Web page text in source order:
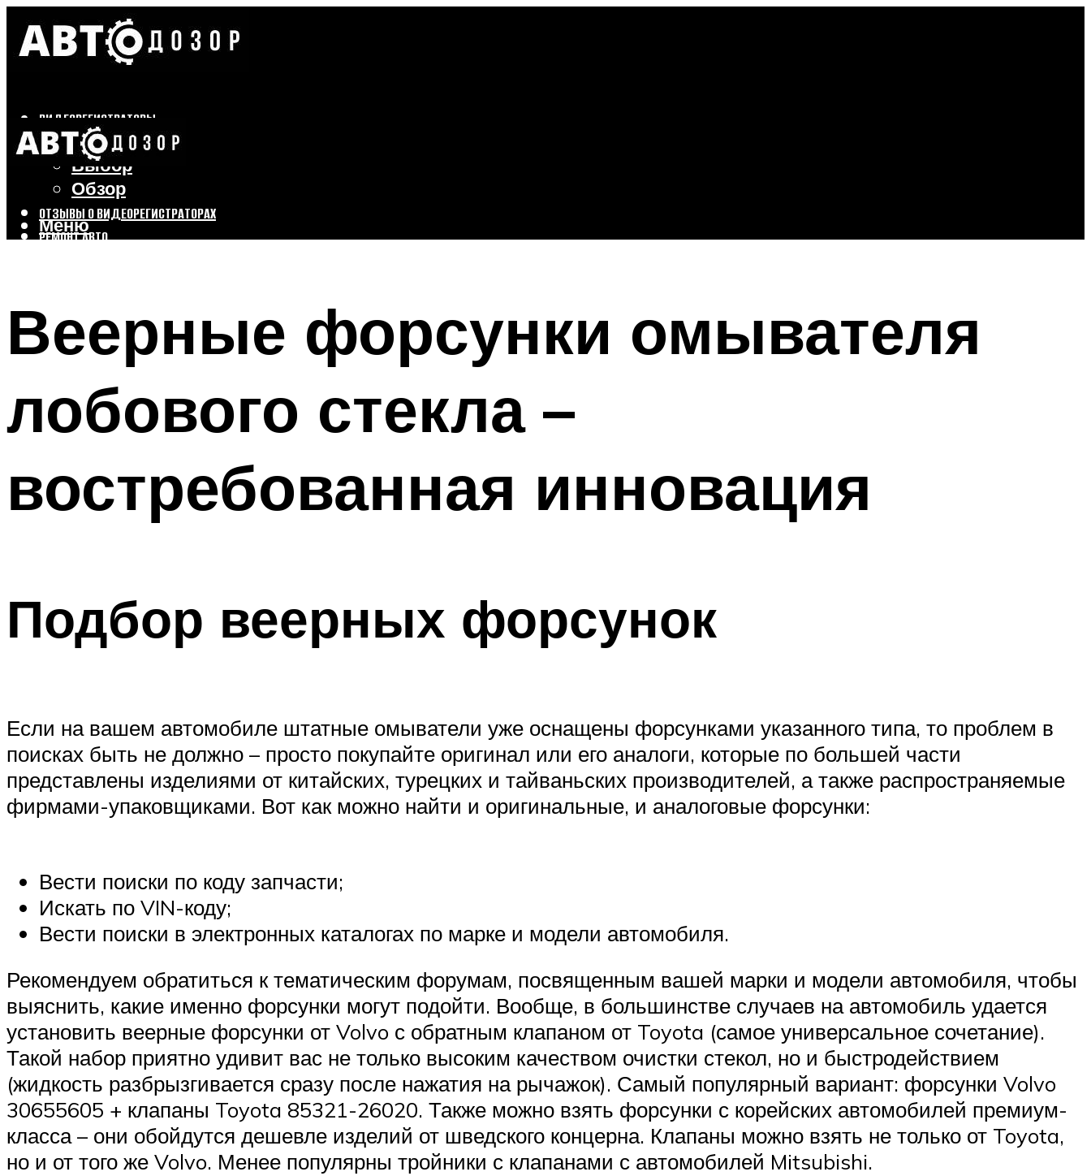
ВИДЕОРЕГИСТРАТОРЫ
Бренды
Выбор
Обзор
ОТЗЫВЫ О ВИДЕОРЕГИСТРАТОРАХ
РЕМОНТ АВТО
Меню
Меню
Веерные форсунки омывателя
лобового стекла –
востребованная инновация
Подбор веерных форсунок
Если на вашем автомобиле штатные омыватели уже оснащены форсунками указанного типа, то проблем в
поисках быть не должно – просто покупайте оригинал или его аналоги, которые по большей части
представлены изделиями от китайских, турецких и тайваньских производителей, а также распространяемые
фирмами-упаковщиками. Вот как можно найти и оригинальные, и аналоговые форсунки:
Вести поиски по коду запчасти;
Искать по VIN-коду;
Вести поиски в электронных каталогах по марке и модели автомобиля.
Рекомендуем обратиться к тематическим форумам, посвященным вашей марки и модели автомобиля, чтобы
выяснить, какие именно форсунки могут подойти. Вообще, в большинстве случаев на автомобиль удается
установить веерные форсунки от Volvo с обратным клапаном от Toyota (самое универсальное сочетание).
Такой набор приятно удивит вас не только высоким качеством очистки стекол, но и быстродействием
(жидкость разбрызгивается сразу после нажатия на рычажок). Самый популярный вариант: форсунки Volvo
30655605 + клапаны Toyota 85321-26020. Также можно взять форсунки с корейских автомобилей премиум-
класса – они обойдутся дешевле изделий от шведского концерна. Клапаны можно взять не только от Toyota,
но и от того же Volvo. Менее популярны тройники с клапанами с автомобилей Mitsubishi.